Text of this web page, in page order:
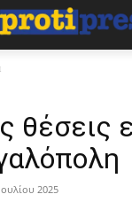
θέσεις
2025